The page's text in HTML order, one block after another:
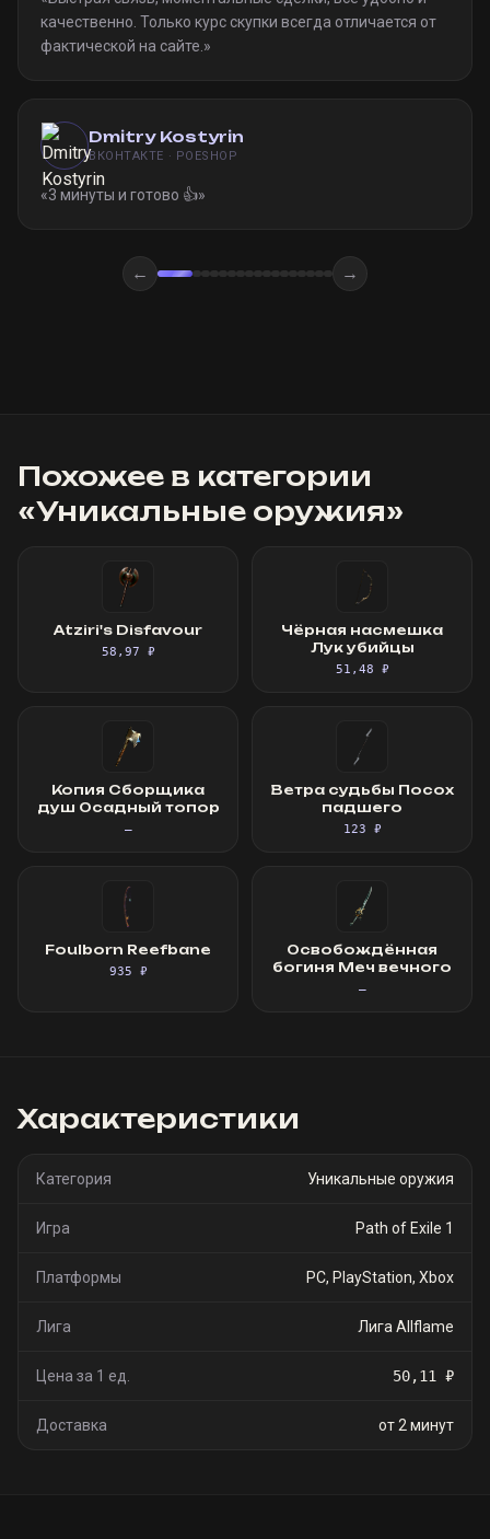
качественно. Только курс скупки всегда отличается от
фактической на сайте. »
Dmitry Kostyrin
ВКОНТАКТЕ · POESHOP
«3 минуты и готово 👍»
← →
Похожее в категории
«Уникальные оружия»
Atziri's Disfavour
58,97 ₽
Чёрная насмешка
Лук убийцы
51,48 ₽
Копия Сборщика
душ Осадный топор
—
Ветра судьбы Посох
падшего
123 ₽
Foulborn Reefbane
935 ₽
Освобождённая
богиня Меч вечного
—
Характеристики
Категория Уникальные оружия
Игра Path of Exile 1
Платформы PC, PlayStation, Xbox
Лига Лига Allflame
Цена за 1 ед. 50,11 ₽
Доставка от 2 минут